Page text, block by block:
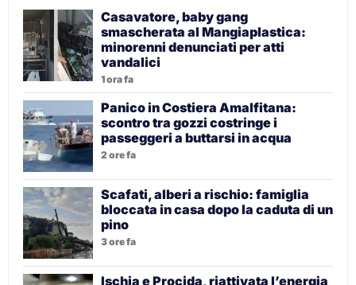
Casavatore, baby gang
smascherata al Mangiaplastica:
minorenni denunciati per atti
vandalici
1 ora fa
Panico in Costiera Amalfitana:
scontro tra gozzi costringe i
passeggeri a buttarsi in acqua
2 ore fa
Scafati, alberi a rischio: famiglia
bloccata in casa dopo la caduta di un
pino
3 ore fa
Ischia e Procida, riattivata l’energia